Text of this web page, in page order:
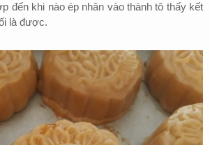
đến khi nào ép nhân vào thành tô thấy kết
là được.